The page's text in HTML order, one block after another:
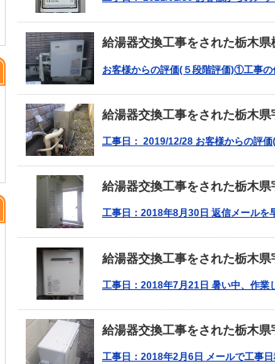
給湯器交換工事をされた栃木
お客様からの評価(５段階評価)①工事
給湯器交換工事をされた栃木
工事日： 2019/12/28 お客様からの評
給湯器交換工事をされた栃木県
工事日：2018年8月30日 返信メール
給湯器交換工事をされた栃木県
工事日：2018年7月21日 暑い中、作
給湯器交換工事をされた栃木県
工事日：2018年2月6日 メールで工